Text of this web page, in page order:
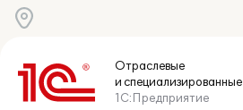
Отраслевые
и специализированные
1С:Предприятие